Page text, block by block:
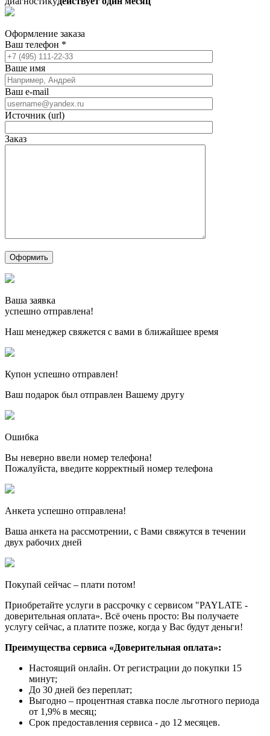
Оформление заказа
Ваш телефон *
Ваше имя
Ваш e-mail
Источник (url)
Заказ
Ваша заявка
успешно отправлена!
Наш менеджер свяжется с вами в ближайшее время
Купон успешно отправлен!
Ваш подарок был отправлен Вашему другу
Ошибка
Вы неверно ввели номер телефона!
Пожалуйста, введите корректный номер телефона
Анкета успешно отправлена!
Ваша анкета на рассмотрении, с Вами свяжутся в течении
двух рабочих дней
Покупай сейчас – плати потом!
Приобретайте услуги в рассрочку с сервисом "PAYLATE -
доверительная оплата». Всё очень просто: Вы получаете
услугу сейчас, а платите позже, когда у Вас будут деньги!
Преимущества сервиса «Доверительная оплата»:
Настоящий онлайн. От регистрации до покупки 15
минут;
До 30 дней без переплат;
Выгодно – процентная ставка после льготного периода
от 1,9% в месяц;
Срок предоставления сервиса - до 12 месяцев.